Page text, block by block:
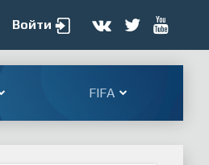
Войти
FIFA